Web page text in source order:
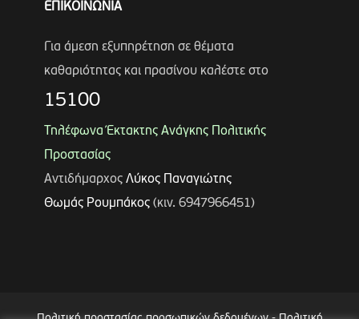
ΕΠΙΚΟΙΝΩΝΙΑ
Για άμεση εξυπηρέτηση σε θέματα
καθαριότητας και πρασίνου καλέστε στο
15100
Τηλέφωνα Έκτακτης Ανάγκης Πολιτικής
Προστασίας
Αντιδήμαρχος Λύκος Παναγιώτης
Θωμάς Ρουμπάκος(κιν. 6947966451)